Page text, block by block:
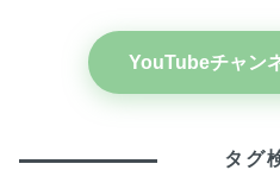
YouTubeチャン
タグ